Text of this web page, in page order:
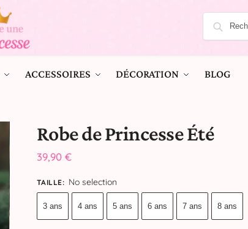
ACCESSOIRES DÉCORATION BLOG
Robe de Princesse Été
39,90 €
TAILLE: No selection
3 ans 4 ans 5 ans 6 ans 7 ans 8 ans